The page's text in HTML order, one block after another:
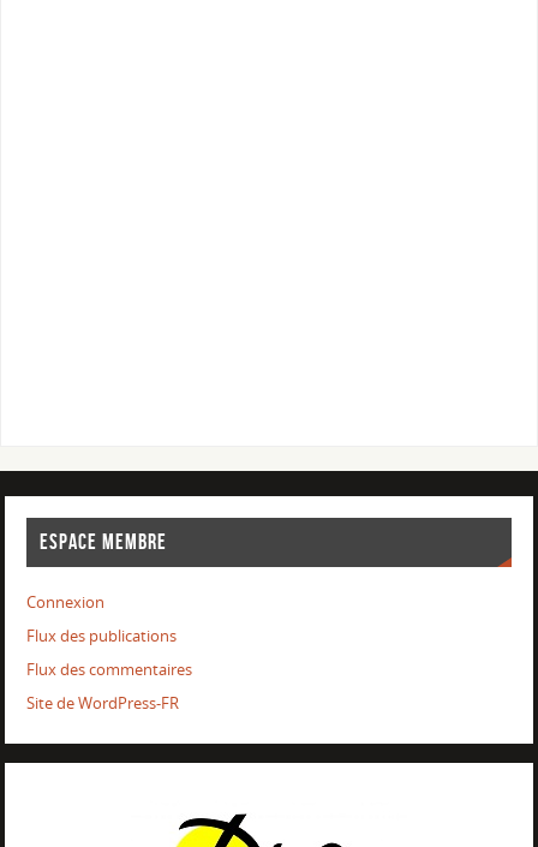
ESPACE MEMBRE
Connexion
Flux des publications
Flux des commentaires
Site de WordPress-FR